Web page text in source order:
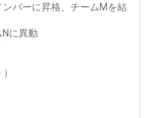
バーに昇格、チームMを結
に異動